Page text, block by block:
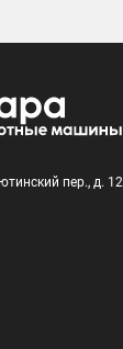
пер., д. 12